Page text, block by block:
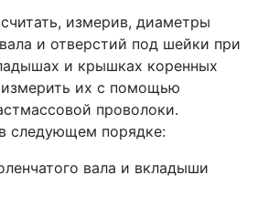
измерив, диаметры
и отверстий под шейки при
и крышках коренных
их с помощью
проволоки.
следующем порядке:
вала и вкладыши